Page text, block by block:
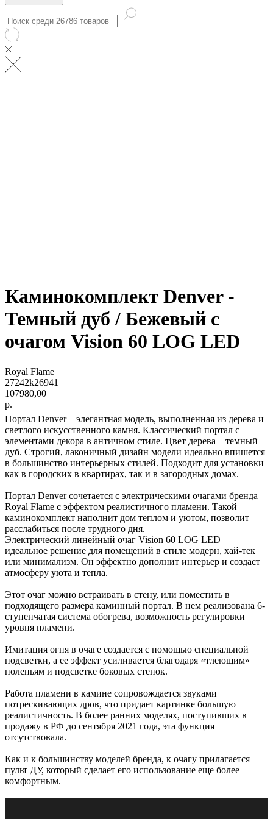
Каминокомплект Denver -
Темный дуб / Бежевый с
очагом Vision 60 LOG LED
Royal Flame
27242k26941
107980,00
р.
Портал Denver – элегантная модель, выполненная из дерева и
светлого искусственного камня. Классический портал с
элементами декора в античном стиле. Цвет дерева – темный
дуб. Строгий, лаконичный дизайн модели идеально впишется
в большинство интерьерных стилей. Подходит для установки
как в городских в квартирах, так и в загородных домах.
Портал Denver сочетается с электрическими очагами бренда
Royal Flame с эффектом реалистичного пламени. Такой
каминокомплект наполнит дом теплом и уютом, позволит
расслабиться после трудного дня.
Электрический линейный очаг Vision 60 LOG LED –
идеальное решение для помещений в стиле модерн, хай-тек
или минимализм. Он эффектно дополнит интерьер и создаст
атмосферу уюта и тепла.
Этот очаг можно встраивать в стену, или поместить в
подходящего размера каминный портал. В нем реализована 6-
ступенчатая система обогрева, возможность регулировки
уровня пламени.
Имитация огня в очаге создается с помощью специальной
подсветки, а ее эффект усиливается благодаря «тлеющим»
поленьям и подсветке боковых стенок.
Работа пламени в камине сопровождается звуками
потрескивающих дров, что придает картинке большую
реалистичность. В более ранних моделях, поступивших в
продажу в РФ до сентября 2021 года, эта функция
отсутствовала.
Как и к большинству моделей бренда, к очагу прилагается
пульт ДУ, который сделает его использование еще более
комфортным.